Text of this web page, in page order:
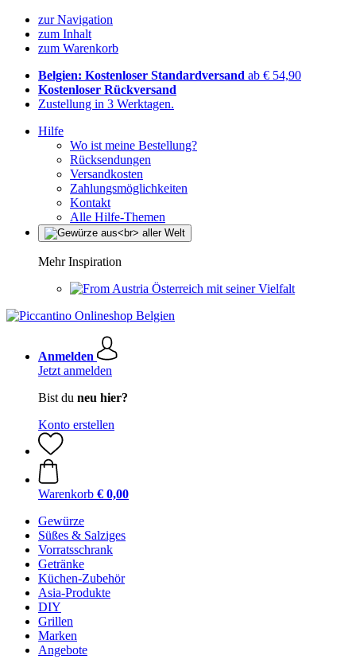
zur Navigation
zum Inhalt
zum Warenkorb
Belgien: Kostenloser Standardversand ab € 54,90
Kostenloser Rückversand
Zustellung in 3 Werktagen.
Hilfe
Wo ist meine Bestellung?
Rücksendungen
Versandkosten
Zahlungsmöglichkeiten
Kontakt
Alle Hilfe-Themen
Mehr Inspiration
Österreich mit seiner Vielfalt
Anmelden
Jetzt anmelden
Bist du neu hier?
Konto erstellen
Warenkorb € 0,00
Gewürze
Süßes & Salziges
Vorratsschrank
Getränke
Küchen-Zubehör
Asia-Produkte
DIY
Grillen
Marken
Angebote